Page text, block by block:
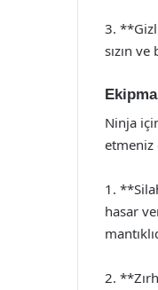
3.
sızın
Ninja
etmeniz
1.
hasar
2.